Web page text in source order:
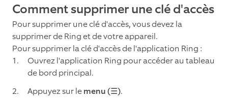
Comment supprimer une clé d'accès
Pour supprimer une clé d'accès, vous devez la
supprimer de Ring et de votre appareil.
Pour supprimer la clé d'accès de l'application Ring :
Ouvrez l'application Ring pour accéder au tableau
de bord principal.
Appuyez sur lemenu (☰).